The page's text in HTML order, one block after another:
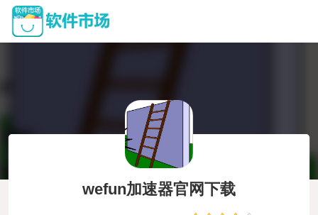
wefun加速器官网下载